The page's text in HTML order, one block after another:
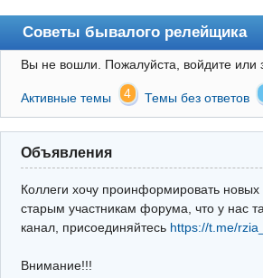
Советы бывалого релейщика
Форум
Правила
Поиск
Регистрация
Архив
Почта
Вы не вошли. Пожалуйста, войдите или
Активные темы 4 Темы без ответов
Объявления
Коллеги хочу проинформировать
старым участникам форума, что у нас
канал, присоединяйтесь https://t.me/
Внимание!!!